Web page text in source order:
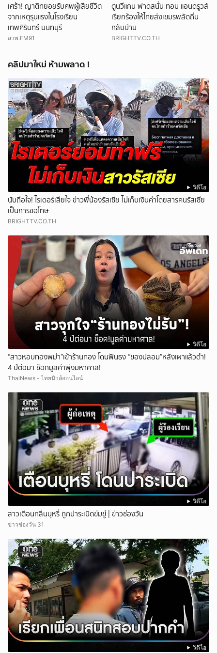
เศร้า! ญาติทยอยรับศพผู้เสียชีวิต
จากเหตุรุนแรงในโรงเรียน
เทพศิรินทร์ นนทบุรี
สวพ.FM91
ตูนวีแกน ฟาดสนั่น ทอม แอนดรูวส์
เรียกร้องให้ไทยส่งเขมรพลัดถิ่น
กลับบ้าน
BRIGHTTV.CO.TH
คลิปมาใหม่ ห้ามพลาด !
วิดีโอ
นับถือใจ! ไรเดอร์เสียใจ ข่าวพี่น้องรัสเซีย ไม่เก็บเงินค่าโดยสารคนรัสเซีย
เป็นการขอโทษ
BRIGHTTV.CO.TH
วิดีโอ
“สาวหอบทองพม่า”เข้าร้านทอง โดนฟันธง “ของปลอม”หลังเผาแล้วดำ!
4 ปีต่อมา ช็อกมูลค่าพุ่งมหาศาล!
ThaiNews - ไทยนิวส์ออนไลน์
วิดีโอ
สาวเตือนกลิ่นบุหรี่ ถูกปาระเบิดข่มขู่ | ข่าวช่องวัน
ข่าวช่องวัน 31
วิดีโอ